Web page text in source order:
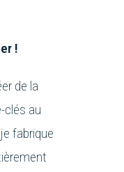
!
de la
clés au
fabrique